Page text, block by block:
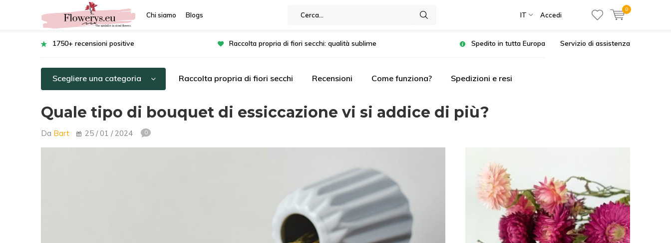
Chi siamo Blogs IT Accedi
0
1750+ recensioni positive Raccolta propria di fiori secchi: qualità sublime Spedito in tutta Europa Servizio di assistenza
Scegliere una categoria Raccolta propria di fiori secchi Recensioni Come funziona? Spedizioni e resi
Quale tipo di bouquet di essiccazione vi si addice di più?
Da Bart 25 / 01 / 2024 0